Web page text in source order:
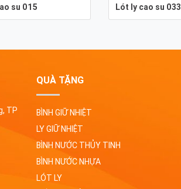
su 015 Lót ly cao su 033
TP
QUÀ TẶNG
BÌNH GIỮ NHIỆT
LY GIỮ NHIỆT
BÌNH NƯỚC THỦY TINH
BÌNH NƯỚC NHỰA
LÓT LY